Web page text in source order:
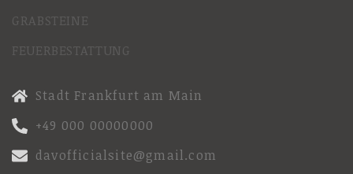
GRABSTEINE
FEUERBESTATTUNG
Stadt Frankfurt am Main
+49 000 00000000
davofficialsite@gmail.com